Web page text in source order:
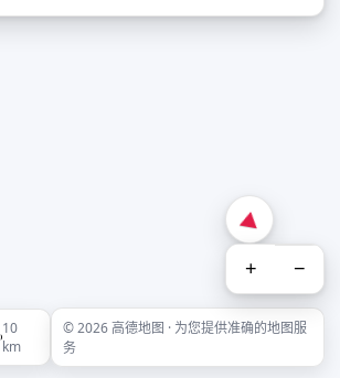
+ −
10
km
© 2026 高德地图 · 为您提供准确的地图服
务